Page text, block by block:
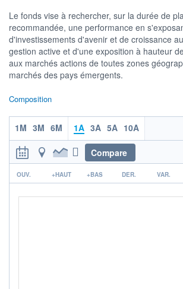
Actions Secteur Ecologie
FONDS PARTENAIRES
TARIFS PRIVILÉGIÉS 0%
ÉLIGIBILITÉ
PEA PEA-PME BOURSOVIE LUX
Non éligible Boursobank
ACTIF NET (EUR)
103M / 31.05.25
NOTATION MORNINGSTAR ⁽¹⁾
RISQUE DU FONDS (SRI)
Le fonds vise à rechercher, sur la durée de
recommandée, une performance en
d'investissements d'avenir et de croissance
gestion active et d'une exposition à hauteur
aux marchés actions de toutes zones
marchés des pays émergents.
Composition
1M 3M 6M 1A 3A 5A 10A
Compare
r
OUV. +HAUT +BAS DER. VAR.